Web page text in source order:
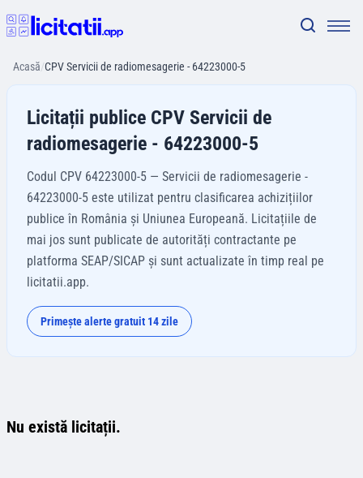
Acasă/CPV Servicii de radiomesagerie - 64223000-5
Licitații publice CPV Servicii de
radiomesagerie - 64223000-5
Codul CPV 64223000-5 — Servicii de radiomesagerie -
64223000-5 este utilizat pentru clasificarea achizițiilor
publice în România și Uniunea Europeană. Licitațiile de
mai jos sunt publicate de autorități contractante pe
platforma SEAP/SICAP și sunt actualizate în timp real pe
licitatii.app.
Primește alerte gratuit 14 zile
Nu există licitații.